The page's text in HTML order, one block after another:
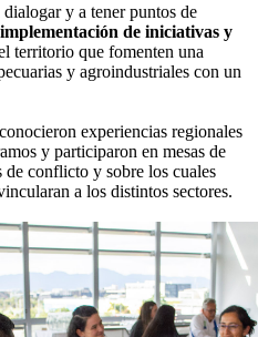
y a tener puntos de
implementación de iniciativas y
territorio que fomenten una
y agroindustriales con un
experiencias regionales
y participaron en mesas de
de conflicto y sobre los cuales
a los distintos sectores.